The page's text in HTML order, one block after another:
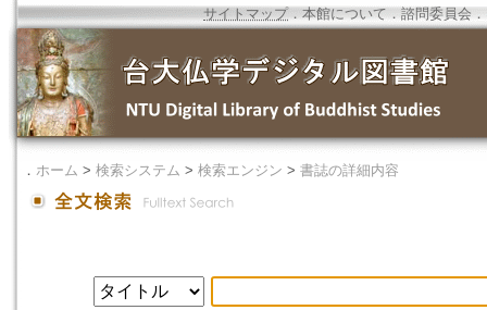
サイトマップ．本館について ． 諮問委員会 ．
． ホーム > 検索システム > 検索エンジン > 書誌の詳細内容